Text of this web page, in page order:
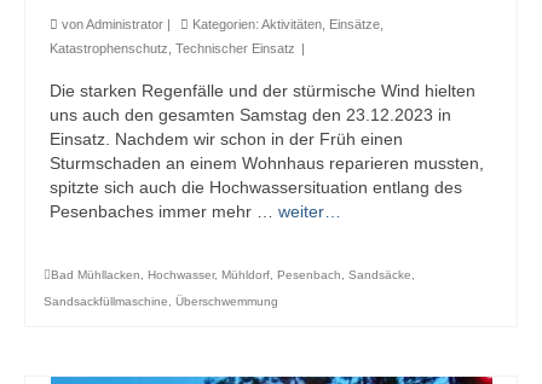
vonAdministrator | Kategorien: Aktivitäten Einsätze
Katastrophenschutz Technischer Einsatz |
Die starken Regenfälle und der stürmische Wind hielten
uns auch den gesamten Samstag den 23.12.2023 in
Einsatz. Nachdem wir schon in der Früh einen
Sturmschaden an einem Wohnhaus reparieren mussten,
spitzte sich auch die Hochwassersituation entlang des
Pesenbaches immer mehr … weiter…
Bad Mühllacken Hochwasser, Mühldorf Pesenbach Sandsäcke
Sandsackfüllmaschine
Überschwemmung